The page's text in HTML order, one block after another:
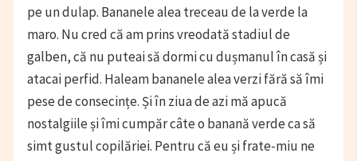
pe un dulap. Bananele alea treceau de la verde la
maro. Nu cred că am prins vreodată stadiul de
galben, că nu puteai să dormi cu dușmanul în casă și
atacai perfid. Haleam bananele alea verzi fără să îmi
pese de consecințe. Și în ziua de azi mă apucă
nostalgiile și îmi cumpăr câte o banană verde ca să
simt gustul copilăriei. Pentru că eu și frate-miu ne